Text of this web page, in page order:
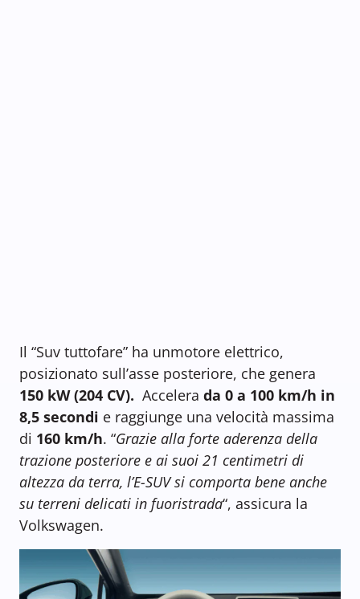
Il “Suv tuttofare” ha unmotore elettrico,
posizionato sull’asse posteriore, che genera
150 kW (204 CV). Accelera da 0 a 100 km/h in
8,5 secondi e raggiunge una velocità massima
di 160 km/h. “Grazie alla forte aderenza della
trazione posteriore e ai suoi 21 centimetri di
altezza da terra, l’E-SUV si comporta bene anche
su terreni delicati in fuoristrada“, assicura la
Volkswagen.